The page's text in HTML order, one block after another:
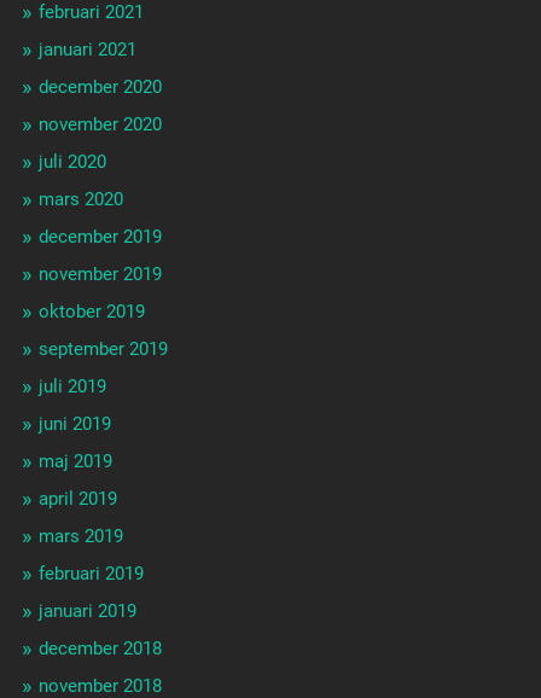
februari 2021
januari 2021
december 2020
november 2020
juli 2020
mars 2020
december 2019
november 2019
oktober 2019
september 2019
juli 2019
juni 2019
maj 2019
april 2019
mars 2019
februari 2019
januari 2019
december 2018
november 2018